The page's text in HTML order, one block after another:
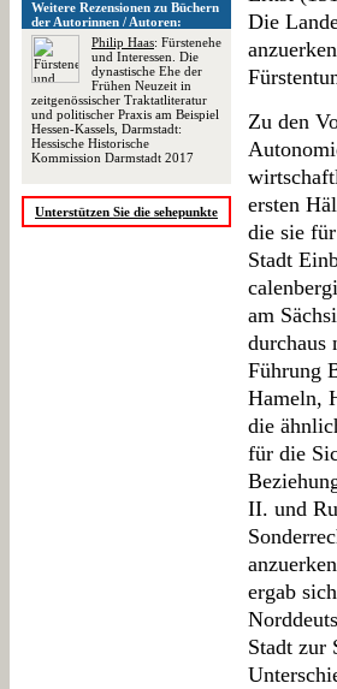
Weitere Rezensionen zu Büchern
der Autorinnen / Autoren:
Philip Haas: Fürstenehe
und Interessen. Die
dynastische Ehe der
Frühen Neuzeit in
zeitgenössischer Traktatliteratur
und politischer Praxis am Beispiel
Hessen-Kassels, Darmstadt:
Hessische Historische
Kommission Darmstadt 2017
Unterstützen Sie die sehepunkte
Die
Zu den
ersten
die sie
Stadt
am
durchaus
Führung
Hameln,
die
für die
II. und
ergab
Stadt zur